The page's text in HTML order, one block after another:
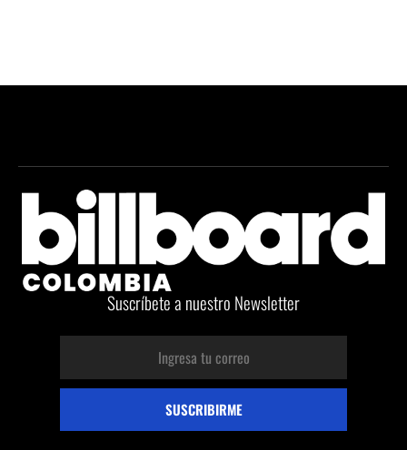
Suscríbete a nuestro Newsletter